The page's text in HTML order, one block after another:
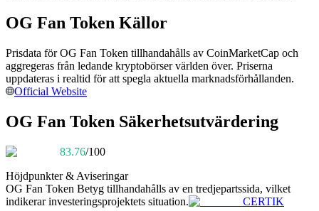
Njut av vinstdelning och kopieringshandelsprovisioner
OG Fan Token Källor
Prisdata för OG Fan Token tillhandahålls av CoinMarketCap och
aggregeras från ledande kryptobörser världen över. Priserna
uppdateras i realtid för att spegla aktuella marknadsförhållanden.
Official Website
OG Fan Token Säkerhetsutvärdering
83.76/100
Höjdpunkter & Aviseringar
OG Fan Token Betyg tillhandahålls av en tredjepartssida, vilket
indikerar investeringsprojektets situation.
CERTIK